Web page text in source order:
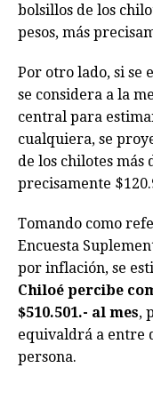
bolsillos de los
pesos, más
Por otro lado, si se
se considera a la
central para
cualquiera, se
de los chilotes más
precisamente
Tomando como
Encuesta
por inflación, se
Chiloé percibe
$510.501.- al mes,
equivaldrá a entre
persona.